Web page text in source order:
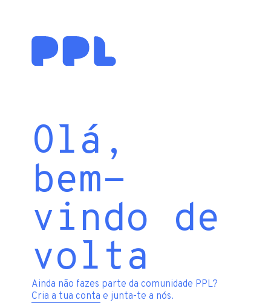
Olá,
bem-
vindo de
volta
Ainda não fazes parte da comunidade PPL?
Cria a tua conta e junta-te a nós.